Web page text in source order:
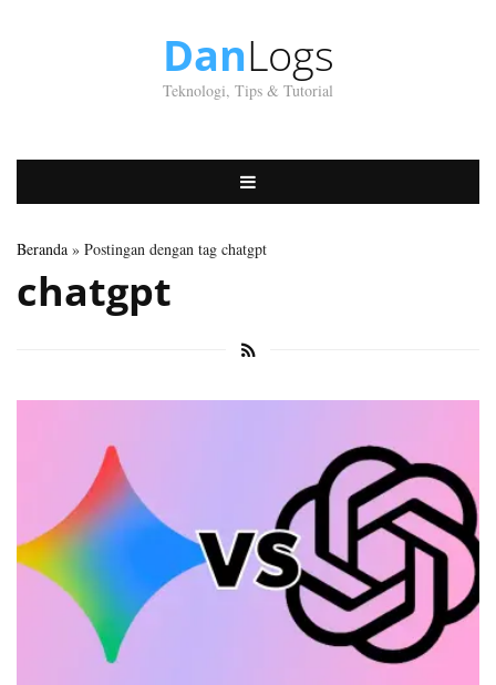
DanLogs
Teknologi, Tips & Tutorial
Beranda » Postingan dengan tag chatgpt
chatgpt